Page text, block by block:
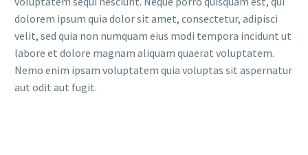
dolorem ipsum quia dolor sit amet, consectetur, adipisci
velit, sed quia non numquam eius modi tempora incidunt ut
labore et dolore magnam aliquam quaerat voluptatem.
Nemo enim ipsam voluptatem quia voluptas sit aspernatur
aut odit aut fugit.